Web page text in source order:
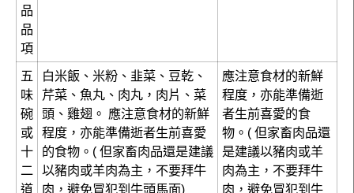
品
品
項
五
味
碗
或
十
二
道
白米飯、米粉、韭菜、豆乾、
芹菜、魚丸、肉丸，肉片、菜
頭、雞翅。 應注意食材的新鮮
程度，亦能準備逝者生前喜愛
的食物。( 但家畜肉品還是建議
以豬肉或羊肉為主，不要拜牛
肉，避免冒犯到牛頭馬面)
應注意食材的新鮮
程度，亦能準備逝
者生前喜愛的食
物。( 但家畜肉品還
是建議以豬肉或羊
肉為主，不要拜牛
肉，避免冒犯到牛